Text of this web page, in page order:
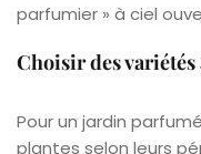
parfumier » à ciel
Choisir des
Pour un jardin
plantes selon leurs